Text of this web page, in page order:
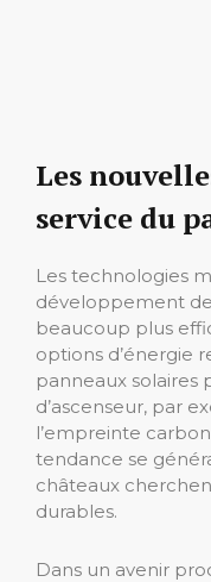
Les
service du
Les technologies
développement de
beaucoup plus
options d’énergie
panneaux solaires
d’ascenseur, par
l’empreinte
tendance se
châteaux
durables.
Dans un avenir